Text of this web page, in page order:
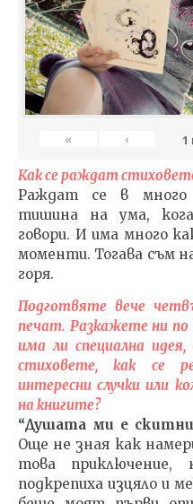
« ‹ 1
Как се раждат
Раждат се в много
тишина на ума,
говори. И има много
моменти. Тогава съм
горя.
Подготвяте вече
печат. Разкажете ни
има ли специална
стиховете, как се
интересни случки или
на книгите?
“Душата ми е
Още не зная как
това
подкрепиха изцяло и